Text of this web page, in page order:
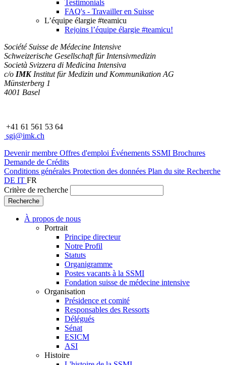
Testimonials
FAQ's - Travailler en Suisse
L’équipe élargie #teamicu
Rejoins l’équipe élargie #teamicu!
Société Suisse de Médecine Intensive
Schweizerische Gesellschaft für Intensivmedizin
Società Svizzera di Medicina Intensiva
c/o IMK Institut für Medizin und Kommunikation AG
Münsterberg 1
4001 Basel
+41 61 561 53 64
sgi@imk.ch
Devenir membre Offres d'emploi Événements SSMI Brochures
Demande de Crédits
Conditions générales Protection des données Plan du site Recherche
DE IT FR
Critère de recherche
À propos de nous
Portrait
Principe directeur
Notre Profil
Statuts
Organigramme
Postes vacants à la SSMI
Fondation suisse de médecine intensive
Organisation
Présidence et comité
Responsables des Ressorts
Délégués
Sénat
ESICM
ASI
Histoire